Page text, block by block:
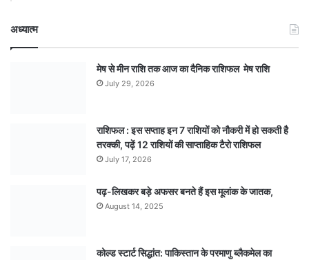
अध्यात्म
मेष से मीन राशि तक आज का दैनिक राशिफल मेष राशि
July 29, 2026
राशिफल : इस सप्ताह इन 7 राशियों को नौकरी में हो सकती है
तरक्की, पढ़ें 12 राशियों की साप्ताहिक टैरो राशिफल
July 17, 2026
पढ़-लिखकर बड़े अफसर बनते हैं इस मूलांक के जातक,
August 14, 2025
कोल्ड स्टार्ट सिद्धांत: पाकिस्तान के परमाणु ब्लैकमेल का